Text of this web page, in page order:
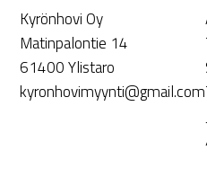
Kyrönhovi Oy
Matinpalontie 14
61400 Ylistaro
kyronhovimyynti@gmail.com